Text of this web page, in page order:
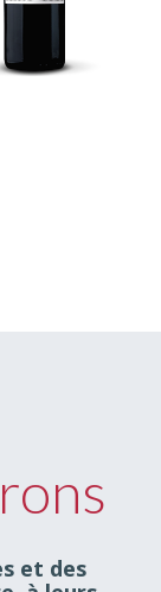
et des